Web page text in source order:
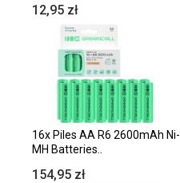
12,95 zł
16x Piles AA R6 2600mAh Ni-
MH Batteries..
154,95 zł